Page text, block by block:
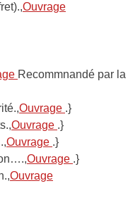
Ouvrage
Recommnandé par la
Ouvrage .}
Ouvrage .}
Ouvrage .}
Ouvrage .}
Ouvrage